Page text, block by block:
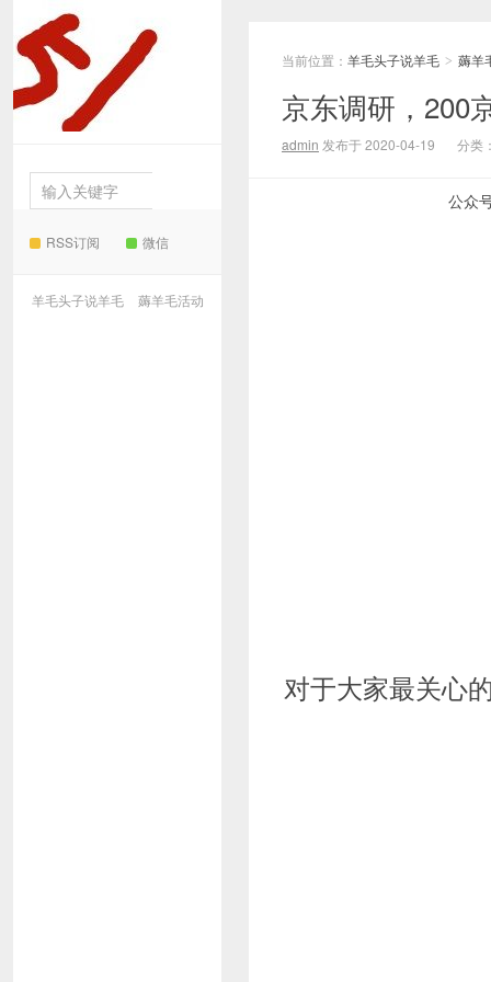
RSS订阅 微信
羊毛头子说羊毛 薅羊毛活动
当前位置： 羊毛头子说羊毛 > 薅羊
京东调研，200
admin 发布于 2020-04-19 分类：
公众
对于大家最关心